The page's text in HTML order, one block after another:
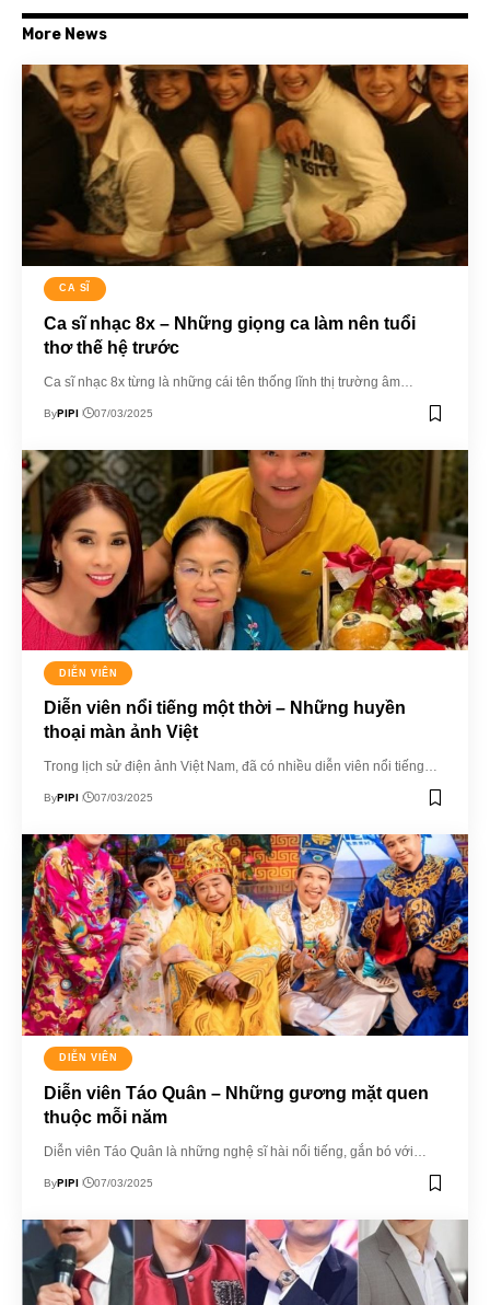
More News
CA SĨ
Ca sĩ nhạc 8x – Những giọng ca làm nên tuổi
thơ thế hệ trước
Ca sĩ nhạc 8x từng là những cái tên thống lĩnh thị trường âm…
ByPIPI 07/03/2025
DIỄN VIÊN
Diễn viên nổi tiếng một thời – Những huyền
thoại màn ảnh Việt
Trong lịch sử điện ảnh Việt Nam, đã có nhiều diễn viên nổi tiếng…
ByPIPI 07/03/2025
DIỄN VIÊN
Diễn viên Táo Quân – Những gương mặt quen
thuộc mỗi năm
Diễn viên Táo Quân là những nghệ sĩ hài nổi tiếng, gắn bó với…
ByPIPI 07/03/2025